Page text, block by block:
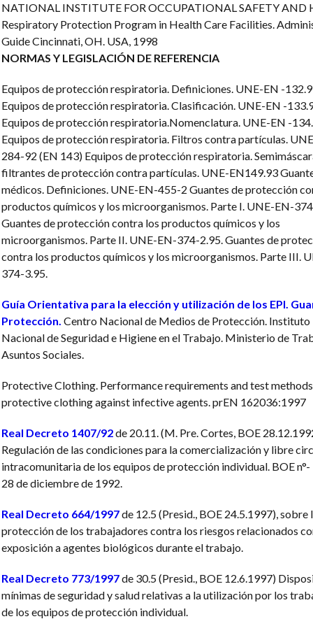
NATIONAL INSTITUTE FOR OCCUPATIONAL SAFETY AND
Respiratory Protection Program in Health Care Facilities.
Guide Cincinnati, OH. USA, 1998
NORMAS Y LEGISLACIÓN DE REFERENCIA
Equipos de protección respiratoria. Definiciones. UNE-EN -
Equipos de protección respiratoria. Clasificación. UNE-EN -
Equipos de protección respiratoria.Nomenclatura. UNE-EN -
Equipos de protección respiratoria. Filtros contra partículas.
284-92 (EN 143) Equipos de protección respiratoria.
filtrantes de protección contra partículas. UNE-EN149.93
médicos. Definiciones. UNE-EN-455-2 Guantes de protección
productos químicos y los microorganismos. Parte I. UNE-EN-
Guantes de protección contra los productos químicos y los
microorganismos. Parte II. UNE-EN-374-2.95.Guantes de
contra los productos químicos y los microorganismos. Parte III.
374-3.95.
Guía Orientativa para la elección y utilización de los EPI.
Protección. Centro Nacional de Medios de Protección. Instituto
Nacional de Seguridad e Higiene en el Trabajo. Ministerio de
Asuntos Sociales.
Protective Clothing. Performance requirements and test
protective clothing against infective agents. prEN 162036:1997
Real Decreto 1407/92de 20.11. (M. Pre. Cortes, BOE
Regulación de las condiciones para la comercialización y libre
intracomunitaria de los equipos de protección individual. BOE n°-
28 de diciembre de 1992.
Real Decreto 664/1997de 12.5 (Presid., BOE 24.5.1997), sobre
protección de los trabajadores contra los riesgos relacionados
exposición a agentes biológicos durante el trabajo.
Real Decreto 773/1997de 30.5 (Presid., BOE 12.6.1997)
mínimas de seguridad y salud relativas a la utilización por los
de los equipos de protección individual.